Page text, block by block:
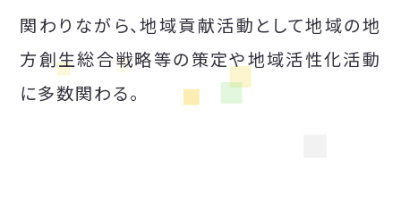
関わりながら、地域貢献活動として地域の地
方創生総合戦略等の策定や地域活性化活動
に多数関わる。